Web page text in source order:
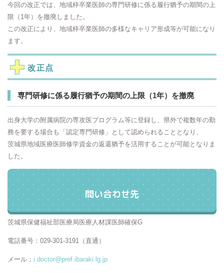
今回の改正では、地域枠卒業医師の専門研修に係る履行猶予の期間の上
限（1年）を撤廃しました。
この改正により、地域枠卒業医師の多様なキャリア形成等が可能になり
ます。
改正点
専門研修に係る履行猶予の期間の上限（1年）を撤廃
出身大学の附属病院の専攻医プログラム等に登録し、県外で複数年の勤
務を要する場合も「認定専門研修」として認められることとなり、
茨城県地域医療医師修学資金の返還猶予を活用することが可能となりま
した。
問い合わせ先
茨城県保健福祉部医療局医療人材課医師確保G
電話番号：029-301-3191（直通）
メール： i.doctor@pref.ibaraki.lg.jp